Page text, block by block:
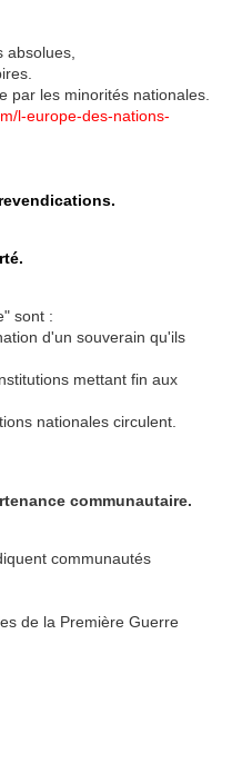
par les minorités nationales.
l-europe-des-nations-
sont :
d'un souverain qu'ils
mettant fin aux
nationales circulent.
communautaire.
communautés